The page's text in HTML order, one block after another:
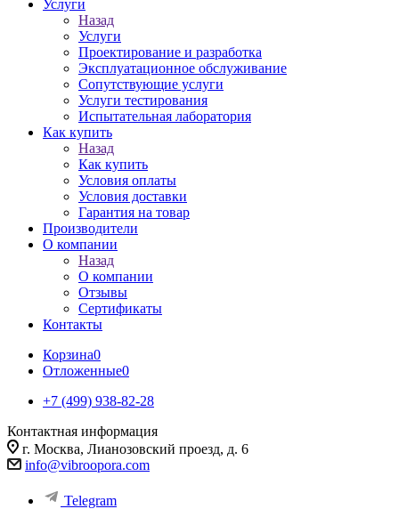
Услуги
Назад
Услуги
Проектирование и разработка
Эксплуатационное обслуживание
Сопутствующие услуги
Услуги тестирования
Испытательная лаборатория
Как купить
Назад
Как купить
Условия оплаты
Условия доставки
Гарантия на товар
Производители
О компании
Назад
О компании
Отзывы
Сертификаты
Контакты
Корзина0
Отложенные0
+7 (499) 938-82-28
Контактная информация
г. Москва, Лианозовский проезд, д. 6
info@vibroopora.com
Telegram